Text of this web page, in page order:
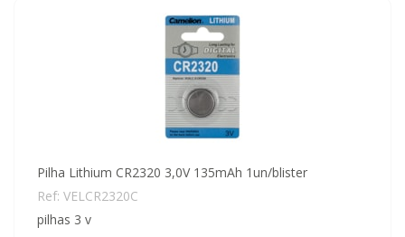
Pilha Lithium CR2320 3,0V 135mAh 1un/blister
Ref: VELCR2320C
pilhas 3 v